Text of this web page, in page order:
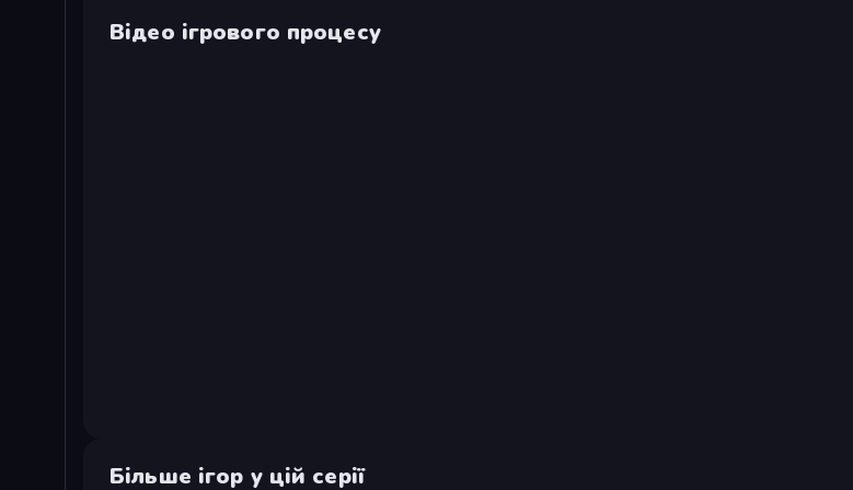
Відео ігрового процесу
Більше ігор у цій серії